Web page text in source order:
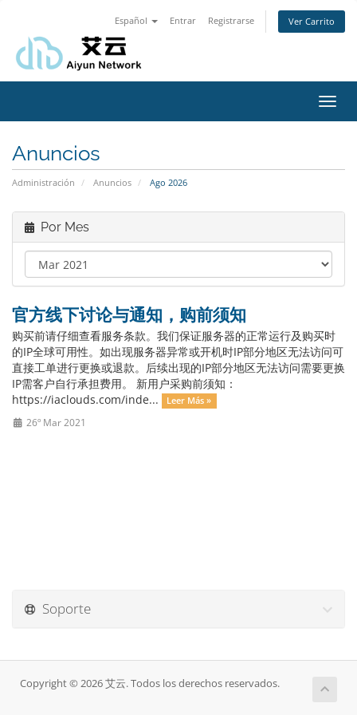
Español Entrar Registrarse Ver Carrito
Anuncios
Administración Anuncios Ago 2026
Por Mes
官方线下讨论与通知，购前须知
购买前请仔细查看服务条款。我们保证服务器的正常运行及购买时
的IP全球可用性。如出现服务器异常或开机时IP部分地区无法访问可
直接工单进行更换或退款。后续出现的IP部分地区无法访问需要更换
IP需客户自行承担费用。 新用户采购前须知：
https://iaclouds.com/inde...
Leer Más »
26º Mar 2021
Soporte
Copyright © 2026 艾云. Todos los derechos reservados.